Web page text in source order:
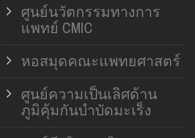
ศูนย์นวัตกรรมทางการ
แพทย์ CMIC
หอสมุดคณะแพทยศาสตร์
ศูนย์ความเป็นเลิศด้าน
ภูมิคุ้มกันบำบัดมะเร็ง